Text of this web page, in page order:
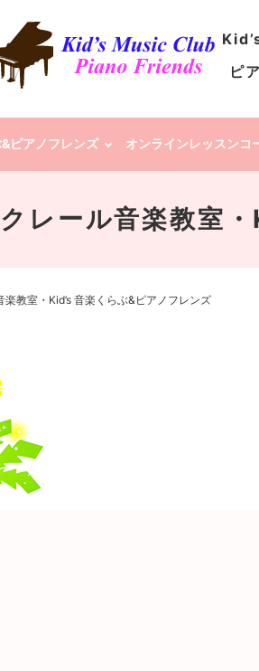
ピ
ピアノフレンズ オンラインレッスンコ
ール音楽教室・
教室・Kid’s 音楽くらぶ&ピアノフレンズ